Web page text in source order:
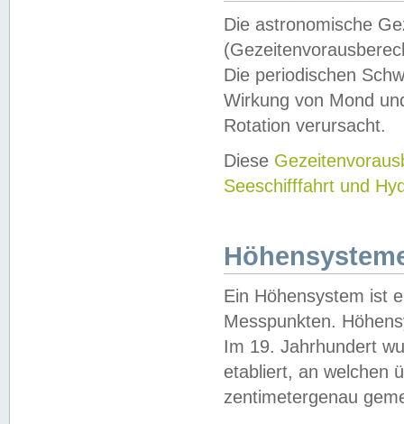
Die astronomische
Die periodischen
Wirkung von Mond
Rotation verursacht.
Diese
Seeschifffahrt und
Ein Höhensystem ist
Messpunkten.
Im 19. Jahrhundert
etabliert, an welchen
zentimetergenau